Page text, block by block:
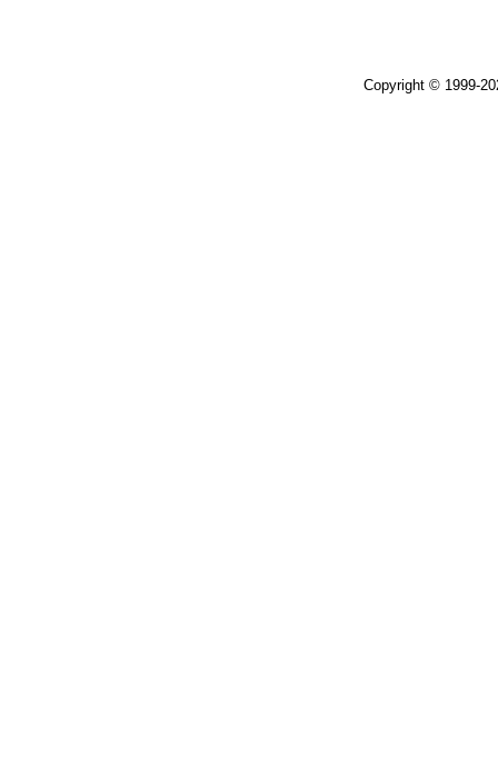
Copyright © 1999-